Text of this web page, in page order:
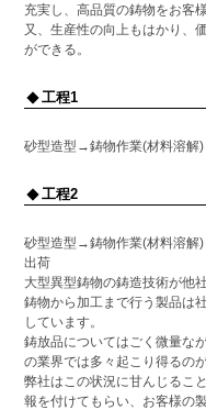
充実し、高品質の鋳物をお客
又、生産性の向上もはかり、
ができる。
工程1
砂型造型→鋳物作業(材料溶
工程2
砂型造型→鋳物作業(材料溶
出荷
大型異型鋳物の鋳造技術が他
鋳物から加工まで行う製品は
しています。
鋳放品についてはごく微量な
の業界では多々起こり得るの
弊社はこの状況に甘んじるこ
報を付けてもらい、お客様の